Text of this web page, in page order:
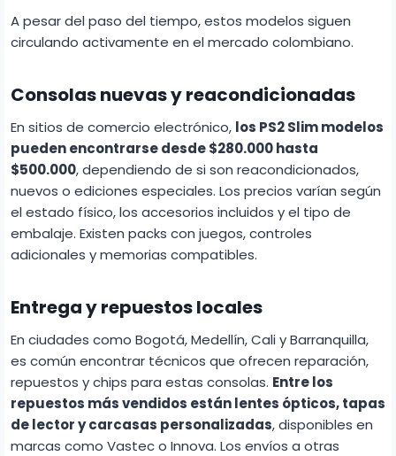
A pesar del paso del tiempo, estos modelos siguen
circulando activamente en el mercado colombiano.
Consolas nuevas y reacondicionadas
En sitios de comercio electrónico, los PS2 Slim modelos
pueden encontrarse desde $280.000 hasta
$500.000, dependiendo de si son reacondicionados,
nuevos o ediciones especiales. Los precios varían según
el estado físico, los accesorios incluidos y el tipo de
embalaje. Existen packs con juegos, controles
adicionales y memorias compatibles.
Entrega y repuestos locales
En ciudades como Bogotá, Medellín, Cali y Barranquilla,
es común encontrar técnicos que ofrecen reparación,
repuestos y chips para estas consolas. Entre los
repuestos más vendidos están lentes ópticos, tapas
de lector y carcasas personalizadas, disponibles en
marcas como Vastec o Innova. Los envíos a otras